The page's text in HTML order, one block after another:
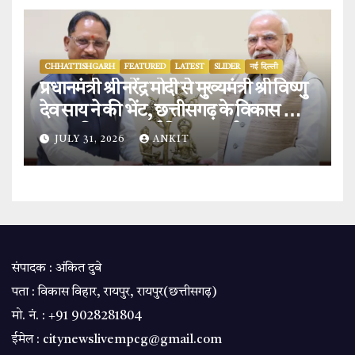
CHHATTISHGARH FEATURED LATEST SLIDER नई दिल्ली
प्रधानमंत्री श्री नरेंद्र मोदी से मुख्यमंत्री श्री विष्णु
देव साय ने की भेंट, छत्तीसगढ़ के विकास और
‘बस्तर विजन’ पर हुई विस्तृत चर्चा.
JULY 31, 2026 ANKIT
संपादक : अंकित दुबे
पता : विकास विहार, रायपुर, रायपुर(छत्तीसगढ़)
मो. नं. : +91 9028281804
ईमेल : citynewslivempcg@gmail.com